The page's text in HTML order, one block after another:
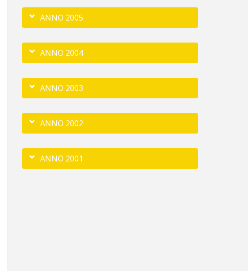
ANNO 2005
ANNO 2004
ANNO 2003
ANNO 2002
ANNO 2001